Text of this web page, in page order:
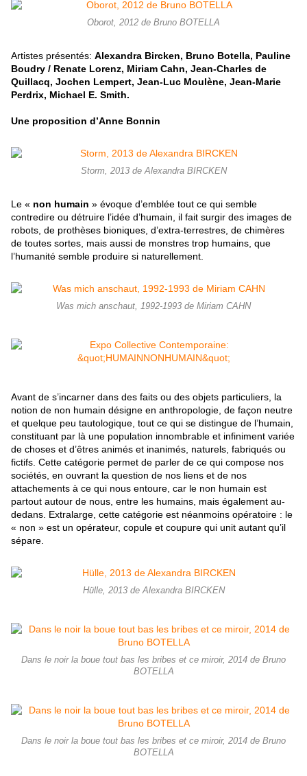
Oborot, 2012 de Bruno BOTELLA
Artistes présentés: Alexandra Bircken, Bruno Botella, Pauline
Boudry / Renate Lorenz, Miriam Cahn, Jean-Charles de
Quillacq, Jochen Lempert, Jean-Luc Moulène, Jean-Marie
Perdrix, Michael E. Smith.
Une proposition d’Anne Bonnin
Storm, 2013 de Alexandra BIRCKEN
Le « non humain » évoque d’emblée tout ce qui semble
contredire ou détruire l’idée d’humain, il fait surgir des images de
robots, de prothèses bioniques, d’extra-terrestres, de chimères
de toutes sortes, mais aussi de monstres trop humains, que
l’humanité semble produire si naturellement.
Was mich anschaut, 1992-1993 de Miriam CAHN
Avant de s’incarner dans des faits ou des objets particuliers, la
notion de non humain désigne en anthropologie, de façon neutre
et quelque peu tautologique, tout ce qui se distingue de l’humain,
constituant par là une population innombrable et infiniment variée
de choses et d’êtres animés et inanimés, naturels, fabriqués ou
fictifs. Cette catégorie permet de parler de ce qui compose nos
sociétés, en ouvrant la question de nos liens et de nos
attachements à ce qui nous entoure, car le non humain est
partout autour de nous, entre les humains, mais également au-
dedans. Extralarge, cette catégorie est néanmoins opératoire : le
« non » est un opérateur, copule et coupure qui unit autant qu’il
sépare.
Hülle, 2013 de Alexandra BIRCKEN
Dans le noir la boue tout bas les bribes et ce miroir, 2014 de Bruno
BOTELLA
Dans le noir la boue tout bas les bribes et ce miroir, 2014 de Bruno
BOTELLA